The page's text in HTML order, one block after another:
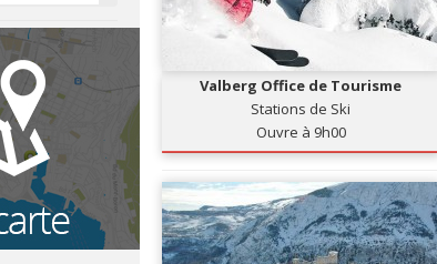
Valberg Office de Tourisme
Stations de Ski
Ouvre à 9h00